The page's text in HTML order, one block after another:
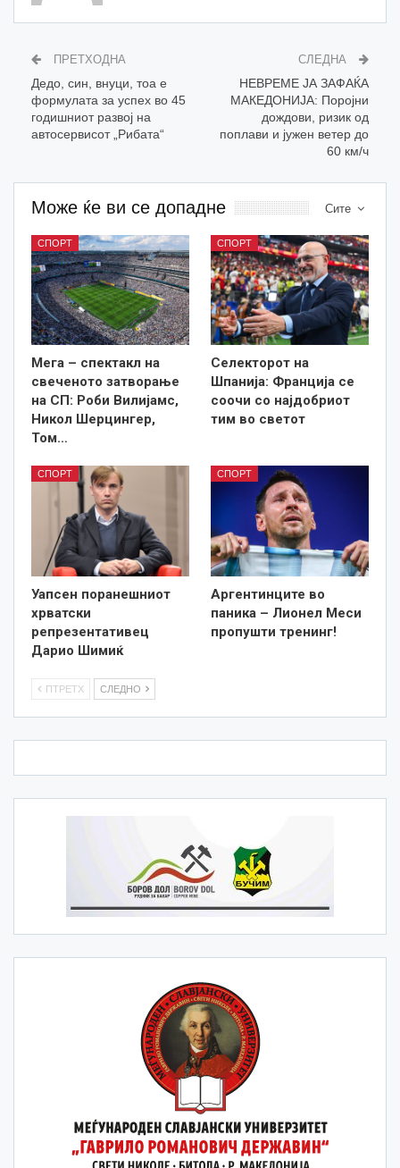
ПРЕТХОДНА
Дедо, син, внуци, тоа е
формулата за успех во 45
годишниот развој на
автосервисот „Рибата“
СЛЕДНА
НЕВРЕМЕ ЈА ЗАФАЌА
МАКЕДОНИЈА: Поројни
дождови, ризик од
поплави и јужен ветер до
60 км/ч
Сите
Може ќе ви се допадне
СПОРТ
Мега – спектакл на
свеченото затворање
на СП: Роби Вилијамс,
Никол Шерцингер,
Том…
СПОРТ
Селекторот на
Шпанија: Франција се
соочи со најдобриот
тим во светот
СПОРТ
Уапсен поранешниот
хрватски
репрезентативец
Дарио Шимиќ
СПОРТ
Аргентинците во
паника – Лионел Меси
пропушти тренинг!
ПТРЕТХ СЛЕДНО